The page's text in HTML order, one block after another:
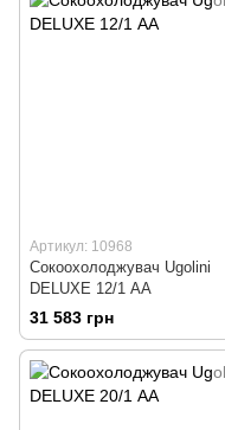
Артикул: 10968
Сокоохолоджувач Ugolini
DELUXE 12/1 АА
31 583 грн